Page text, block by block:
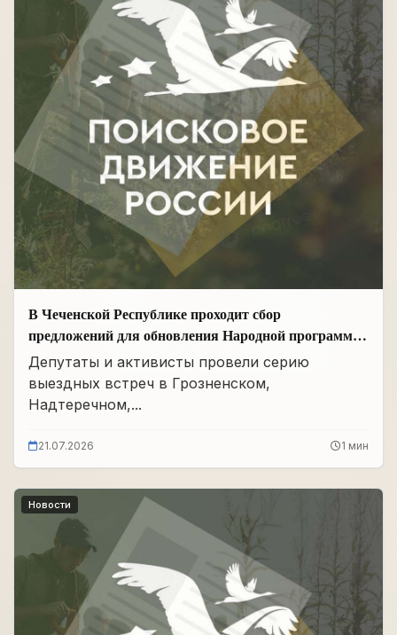
В Чеченской Республике проходит сбор
предложений для обновления Народной программы
в сфере АПК
Депутаты и активисты провели серию
выездных встреч в Грозненском,
Надтеречном,...
21.07.2026 1 мин
Новости